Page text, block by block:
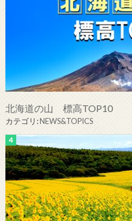
北海道の山 標高TOP10
カテゴリ:NEWS&TOPICS